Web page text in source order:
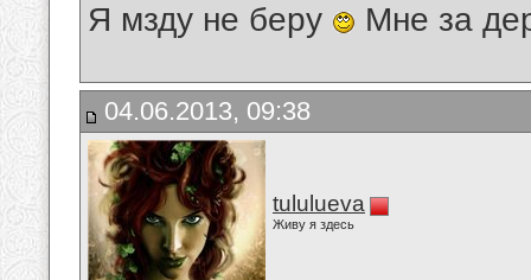
Я мзду не беру Мне за
04.06.2013, 09:38
tululueva
Живу я здесь